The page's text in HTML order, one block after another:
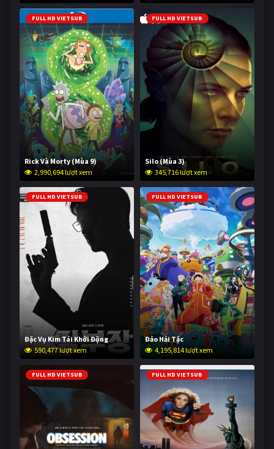
FULL HD VIETSUB
Rick Và Morty (Mùa 9)
2,990,694 lượt xem
FULL HD VIETSUB
Silo (Mùa 3)
345,716 lượt xem
FULL HD VIETSUB
Đặc Vụ Kim Tái Khởi Động
590,477 lượt xem
FULL HD VIETSUB
Đảo Hải Tặc
4,195,814 lượt xem
FULL HD VIETSUB FULL HD VIETSUB